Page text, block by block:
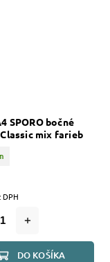
SPORO bočné
mix farieb
DPH
DO KOŠÍKA